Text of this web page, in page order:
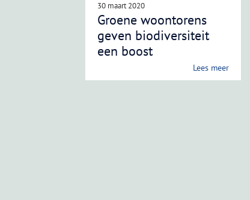
30 maart 2020
Groene woontorens
geven biodiversiteit
een boost
Lees meer